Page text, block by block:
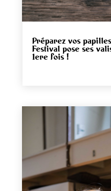
Préparez vos
Festival pose ses
1ere fois !